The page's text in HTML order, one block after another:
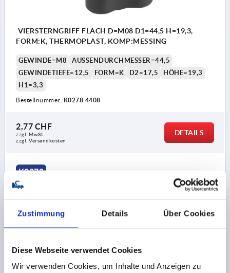
Zustimmung Details Über Cookies
Diese Webseite verwendet Cookies
Wir verwenden Cookies, um Inhalte und Anzeigen zu
VIERSTERNGRIFF FLACH D=M08 D1=44,5 H=19,3,
FORM:K, THERMOPLAST, KOMP:MESSING
GEWINDE=M8
AUSSENDURCHMESSER=44,5
GEWINDETIEFE=12,5
FORM=K D2=17,5
HÖHE=19,3
H1=3,3
Bestellnummer: K0278.4408
2,77 CHF
zzgl. MwSt.
zzgl. Versandkosten
DETAILS
K0278
FORM:K, THERMOPLAST, KOMP:MESSING